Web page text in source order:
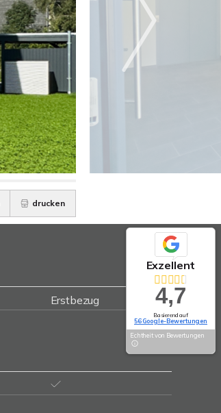
drucken
Erstbezug
Exzellent
4,7
Basierend auf
56 Google-Bewertungen
Echtheit von Bewertungen